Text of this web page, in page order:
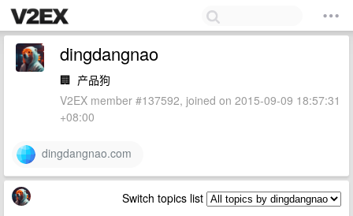
dingdangnao
🏢 产品狗
V2EX member #137592, joined on 2015-09-09 18:57:31
+08:00
dingdangnao.com
Switch topics list